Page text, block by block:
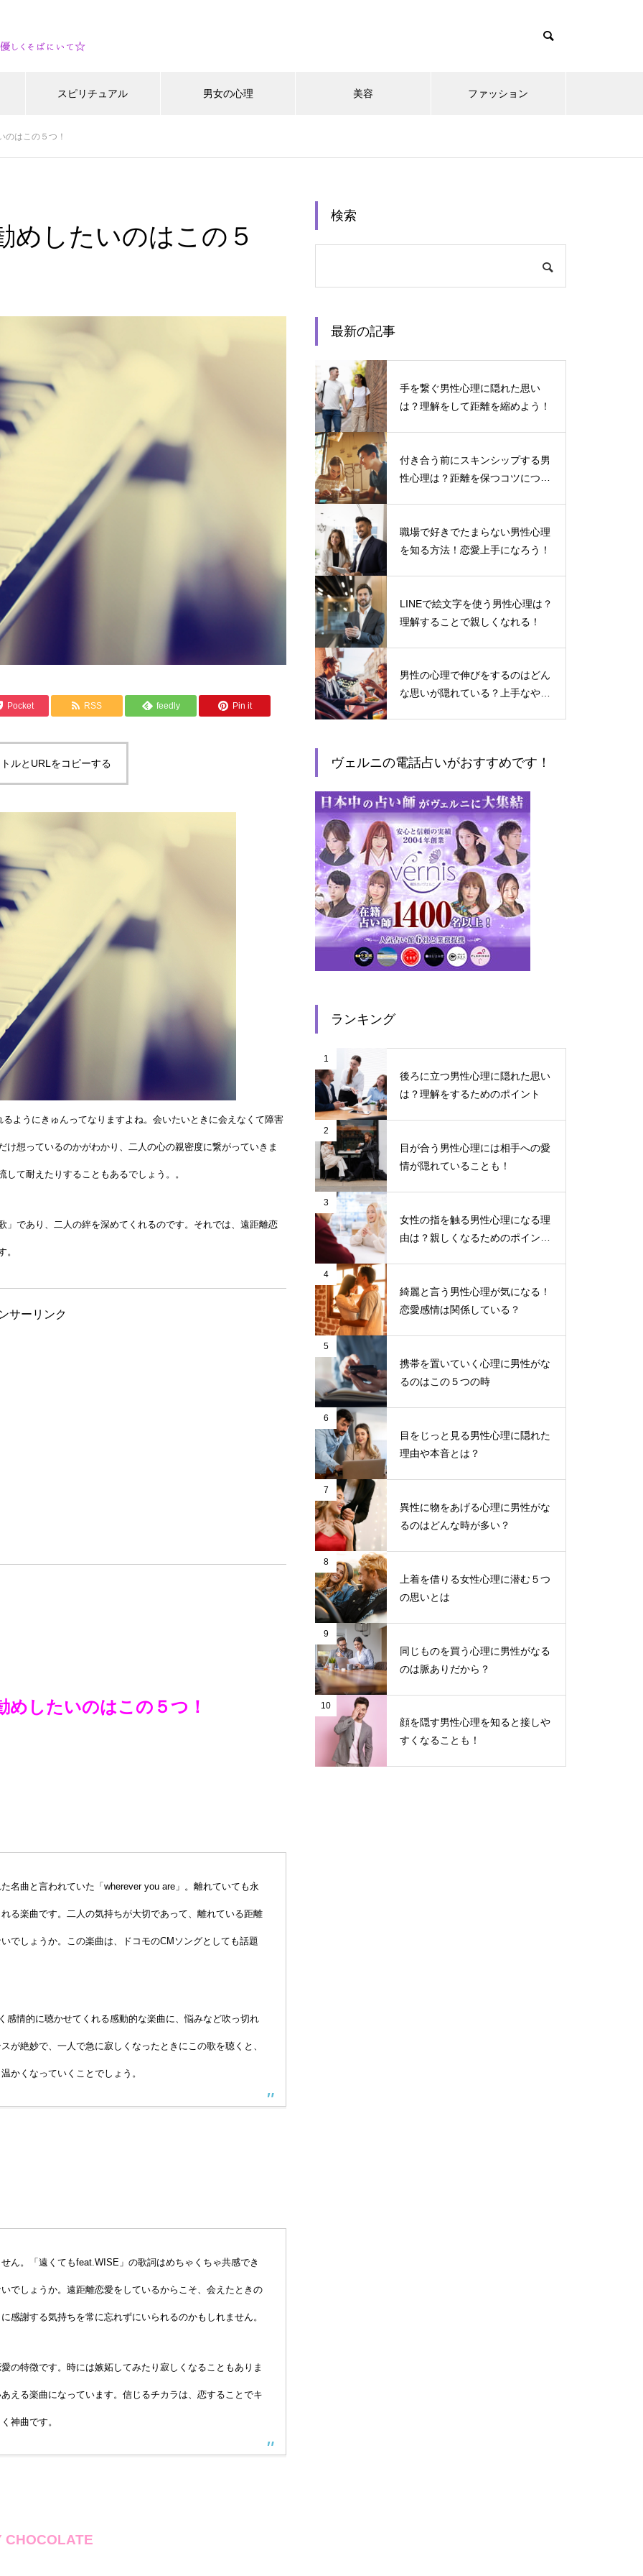
スピリチュアル 男女の心理 美容 ファッション
のはこの５つ！
めしたいのはこの５
Pocket RSS feedly Pin it
ルとURLをコピーする
ようにきゅんってなりますよね。会いたいときに会えなくて障害
想っているのかがわかり、二人の心の親密度に繋がっていきま
て耐えたりすることもあるでしょう。。
であり、二人の絆を深めてくれるのです。それでは、遠距離恋
。
サーリンク
めしたいのはこの５つ！
名曲と言われていた「wherever you are」。離れていても永
る楽曲です。二人の気持ちが大切であって、離れている距離
でしょうか。この楽曲は、ドコモのCMソングとしても話題
情的に聴かせてくれる感動的な楽曲に、悩みなど吹っ切れ
が絶妙で、一人で急に寂しくなったときにこの歌を聴くと、
かくなっていくことでしょう。
ん。「遠くてもfeat.WISE」の歌詞はめちゃくちゃ共感でき
でしょうか。遠距離恋愛をしているからこそ、会えたときの
感謝する気持ちを常に忘れずにいられるのかもしれません。
の特徴です。時には嫉妬してみたり寂しくなることもありま
える楽曲になっています。信じるチカラは、恋することでキ
神曲です。
CHOCOLATE
検索
最新の記事
手を繋ぐ男性心理に隠れた思い
は？理解をして距離を縮めよう！
付き合う前にスキンシップする男
性心理は？距離を保つコツについ
職場で好きでたまらない男性心理
を知る方法！恋愛上手になろう！
LINEで絵文字を使う男性心理は？
理解することで親しくなれる！
男性の心理で伸びをするのはどん
な思いが隠れている？上手なやり
ヴェルニの電話占いがおすすめです！
ランキング
1
後ろに立つ男性心理に隠れた思い
は？理解をするためのポイント
2
目が合う男性心理には相手への愛
情が隠れていることも！
3
女性の指を触る男性心理になる理
由は？親しくなるためのポイント
4
綺麗と言う男性心理が気になる！
恋愛感情は関係している？
5
携帯を置いていく心理に男性がな
るのはこの５つの時
6
目をじっと見る男性心理に隠れた
理由や本音とは？
7
異性に物をあげる心理に男性がな
るのはどんな時が多い？
8
上着を借りる女性心理に潜む５つ
の思いとは
9
同じものを買う心理に男性がなる
のは脈ありだから？
10
顔を隠す男性心理を知ると接しや
すくなることも！